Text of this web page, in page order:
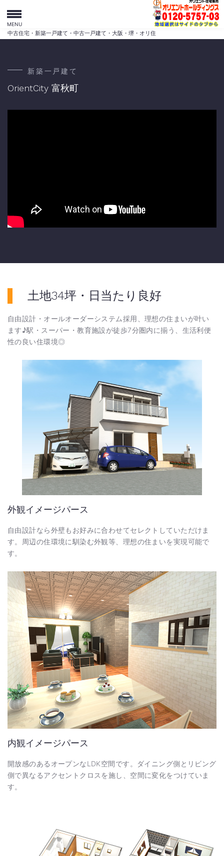
中古住宅・新築一戸建て・中古一戸建て・大阪・堺・オリ住
MENU
新築一戸建て
OrientCity 富秋町
土地34坪・日当たり良好
自由設計・オールオーダーシステム採用、理想の住まいが叶い
ます♪駅・スーパー・教育施設が徒歩7分圏内に揃う、生活利便
性の良い住環境◎
外観イメージパース
自由設計なら外壁もお好みに合わせてセレクトしていただけま
す。周辺の住環境に馴染む外観等、理想の住まいを実現可能で
す。
内観イメージパース
開放感のあるオープンなLDK空間です。ダイニング側とリビング
側で異なるアクセントクロスを施し、空間に変化をつけていま
す。